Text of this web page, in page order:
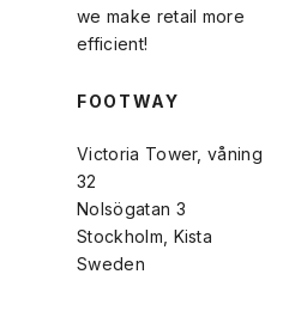
we make retail more
efficient!
FOOTWAY
Victoria Tower, våning
32
Nolsögatan 3
Stockholm, Kista
Sweden